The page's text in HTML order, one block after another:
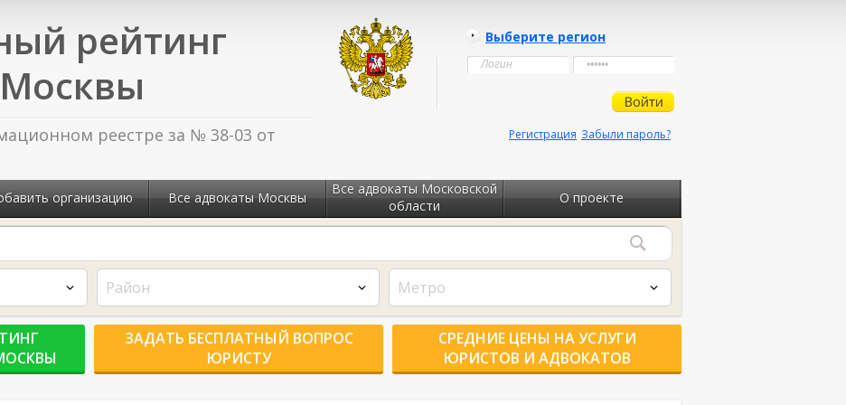
рейтинг
реестре за № 38-03 от
Выберите регион
Забыли пароль?
Регистрация
организацию Все адвокаты Москвы
Все адвокаты Московской
области
О проекте
Район Метро
ЗАДАТЬ БЕСПЛАТНЫЙ ВОПРОС
ЮРИСТУ
СРЕДНИЕ ЦЕНЫ НА УСЛУГИ
ЮРИСТОВ И АДВОКАТОВ